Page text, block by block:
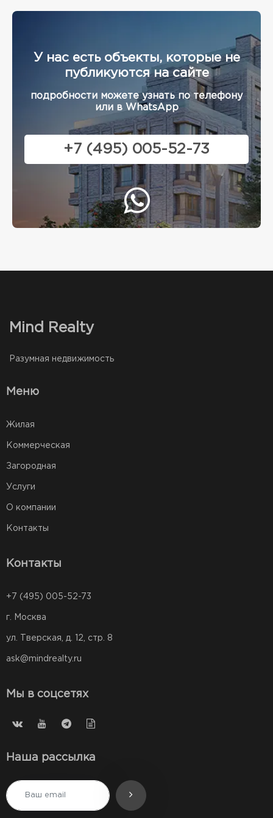
У нас есть объекты, которые не
публикуются на сайте
подробности можете узнать по телефону
или в WhatsApp
+7 (495) 005-52-73
Mind Realty
Разумная недвижимость
Меню
Жилая
Коммерческая
Загородная
Услуги
О компании
Контакты
Контакты
+7 (495) 005-52-73
г. Москва
ул. Тверская, д. 12, стр. 8
ask@mindrealty.ru
Мы в соцсетях
Наша рассылка